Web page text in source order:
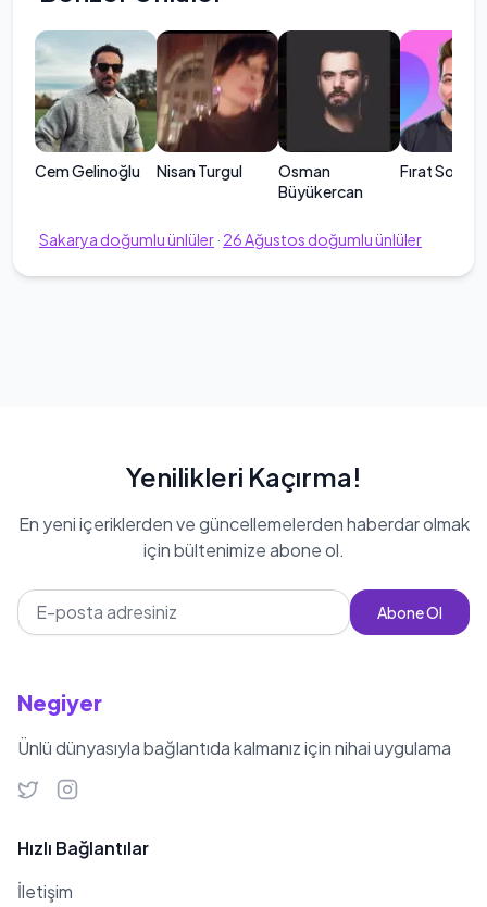
Cem Gelinoğlu Nisan Turgul
Osman
Büyükercan
Fırat
Sakarya doğumlu ünlüler· 26Ağustos doğumlu ünlüler
Yenilikleri Kaçırma!
En yeni içeriklerden ve güncellemelerden haberdar olmak
için bültenimize abone ol.
Abone Ol
Negiyer
Ünlü dünyasıyla bağlantıda kalmanız için nihai uygulama
Hızlı Bağlantılar
İletişim